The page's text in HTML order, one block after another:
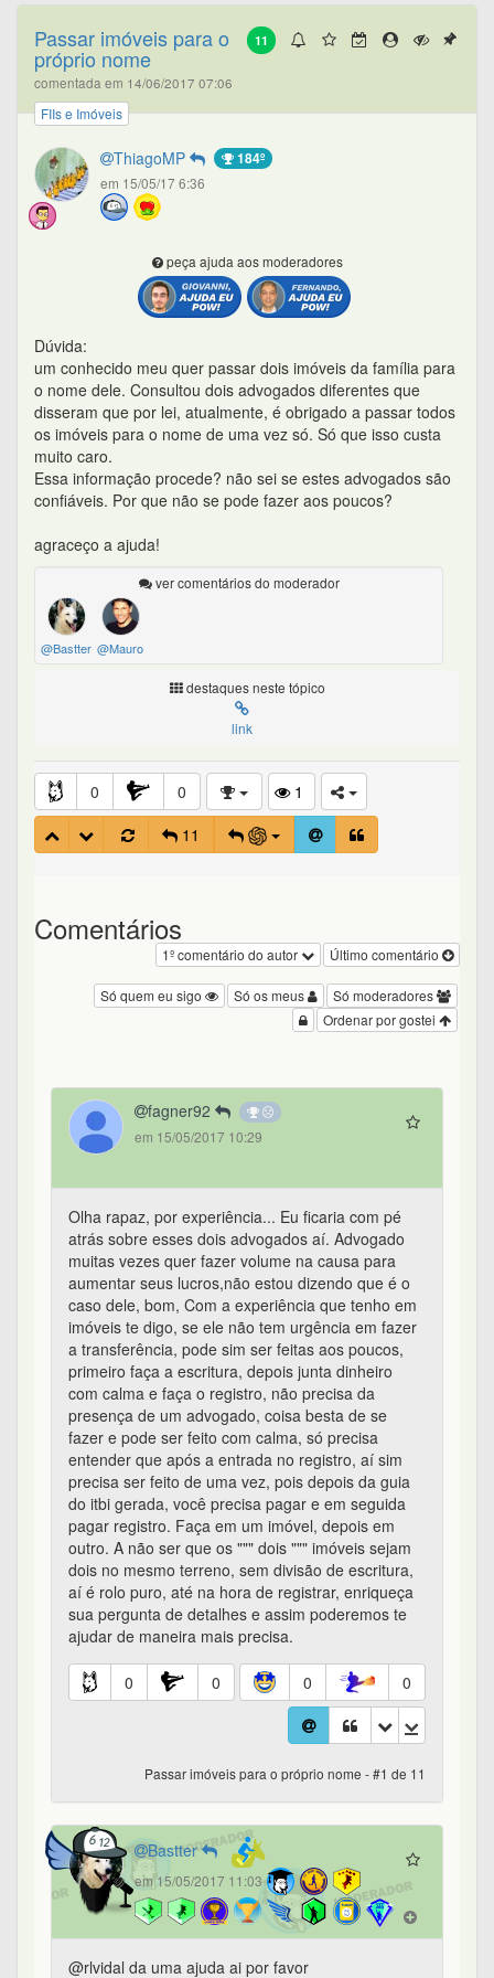
11
Passar imóveis para o
próprio nome
comentada em 14/06/2017 07:06
FIIs e Imóveis
ThiagoMP 184º
em 15/05/17 6:36
peça ajuda aos moderadores
Dúvida:
um conhecido meu quer passar dois imóveis da família para
o nome dele. Consultou dois advogados diferentes que
disseram que por lei, atualmente, é obrigado a passar todos
os imóveis para o nome de uma vez só. Só que isso custa
muito caro.
Essa informação procede? não sei se estes advogados são
confiáveis. Por que não se pode fazer aos poucos?
agraceço a ajuda!
ver comentários do moderador
@Bastter @Mauro
destaques neste tópico
link
0 0
1
11
Comentários
Último comentário
1º comentário do autor
Só moderadores
Só os meus
Só quem eu sigo
Ordenar por gostei
fagner92
em 15/05/2017 10:29
Olha rapaz, por experiência... Eu ficaria com pé
atrás sobre esses dois advogados aí. Advogado
muitas vezes quer fazer volume na causa para
aumentar seus lucros,não estou dizendo que é o
caso dele, bom, Com a experiência que tenho em
imóveis te digo, se ele não tem urgência em fazer
a transferência, pode sim ser feitas aos poucos,
primeiro faça a escritura, depois junta dinheiro
com calma e faça o registro, não precisa da
presença de um advogado, coisa besta de se
fazer e pode ser feito com calma, só precisa
entender que após a entrada no registro, aí sim
precisa ser feito de uma vez, pois depois da guia
do itbi gerada, você precisa pagar e em seguida
pagar registro. Faça em um imóvel, depois em
outro. A não ser que os """ dois """ imóveis sejam
dois no mesmo terreno, sem divisão de escritura,
aí é rolo puro, até na hora de registrar, enriqueça
sua pergunta de detalhes e assim poderemos te
ajudar de maneira mais precisa.
0 0 0 0
Passar imóveis para o próprio nome - #1 de 11
Bastter
em 15/05/2017 11:03
@rlvidal da uma ajuda ai por favor